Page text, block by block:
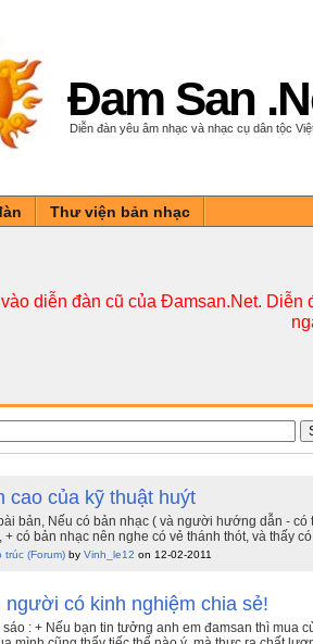
Đam San
Diễn đàn yêu âm nhạc và nhạc cụ dân tộc
Thư viện bản nhạc
diễn đàn cũ của Đamsan.Net.
cao của kỹ thuật huýt
bản, Nếu có bản nhạc ( và người hướng dẫn -
+ có bản nhạc nên nghe có vẻ thánh thót, và thấy có
trúc (Forum) by Vinh_le12 on 12-02-2011
người có kinh nghiệm chia sẻ!
sáo : + Nếu bạn tin tưởng anh em đamsan thì mua